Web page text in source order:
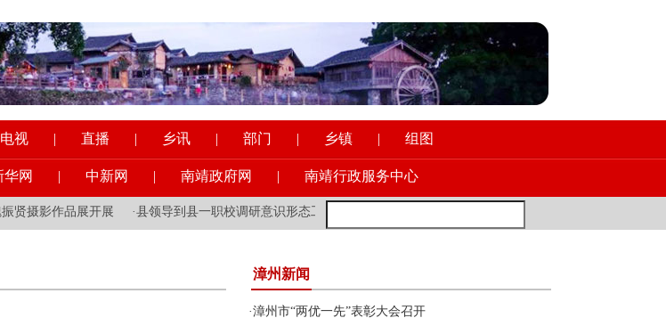
电视 | 直播 | 乡讯 | 部门 | 乡镇 | 组图
华网 | 中新网 | 南靖政府网 | 南靖行政服务中心
影作品展开展 ·县领导到县一职校调研意识形态工作
漳州新闻
·漳州市“两优一先”表彰大会召开